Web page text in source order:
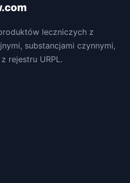
leczniczych z
substancjami czynnymi,
rejestru URPL.